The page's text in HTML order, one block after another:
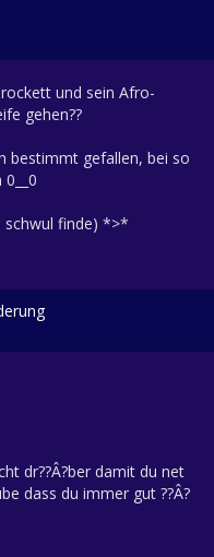
und sein Afro-
gehen??
bestimmt gefallen, bei so
schwul finde) *>*
dr??Â?ber damit du net
dass du immer gut ??Â?